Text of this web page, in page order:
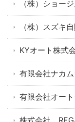
（株）ショー
（株）スズキ
KYオート株式
有限会社ナカ
有限会社オー